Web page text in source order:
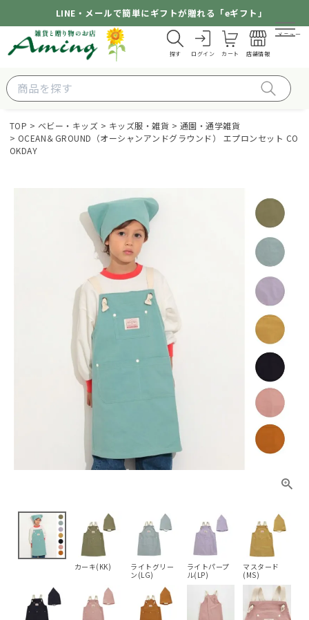
LINE・メールで簡単にギフトが贈れる「eギフト」
探す ログイン カート 店舗情報
メニュー
TOP ベビー・キッズ キッズ服・雑貨
通園・通学雑貨
OCEAN＆GROUND（オーシャンアンドグラウンド） エプロンセット CO
OKDAY
カーキ(KK)
ライトグリー
ン(LG)
ライトパープ
ル(LP)
マスタード
(MS)